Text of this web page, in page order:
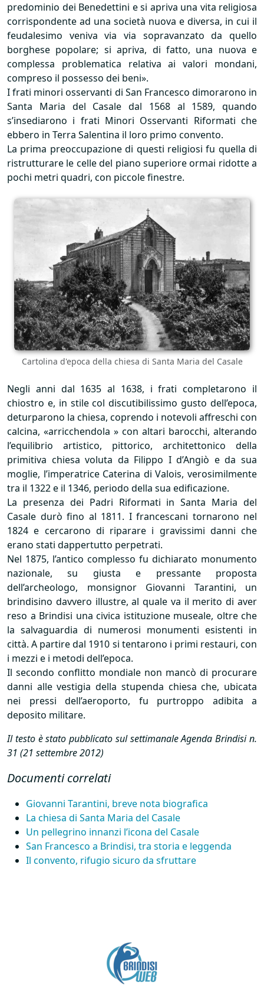
predominio dei Benedettini e si apriva una vita religiosa
corrispondente ad una società nuova e diversa, in cui il
feudalesimo veniva via via sopravanzato da quello
borghese popolare; si apriva, di fatto, una nuova e
complessa problematica relativa ai valori mondani,
compreso il possesso dei beni».
I frati minori osservanti di San Francesco dimorarono in
Santa Maria del Casale dal 1568 al 1589, quando
s’insediarono i frati Minori Osservanti Riformati che
ebbero in Terra Salentina il loro primo convento.
La prima preoccupazione di questi religiosi fu quella di
ristrutturare le celle del piano superiore ormai ridotte a
pochi metri quadri, con piccole finestre.
Cartolina d'epoca della chiesa di Santa Maria del Casale
Negli anni dal 1635 al 1638, i frati completarono il
chiostro e, in stile col discutibilissimo gusto dell’epoca,
deturparono la chiesa, coprendo i notevoli affreschi con
calcina, «arricchendola » con altari barocchi, alterando
l’equilibrio artistico, pittorico, architettonico della
primitiva chiesa voluta da Filippo I d’Angiò e da sua
moglie, l’imperatrice Caterina di Valois, verosimilmente
tra il 1322 e il 1346, periodo della sua edificazione.
La presenza dei Padri Riformati in Santa Maria del
Casale durò fino al 1811. I francescani tornarono nel
1824 e cercarono di riparare i gravissimi danni che
erano stati dappertutto perpetrati.
Nel 1875, l’antico complesso fu dichiarato monumento
nazionale, su giusta e pressante proposta
dell’archeologo, monsignor Giovanni Tarantini, un
brindisino davvero illustre, al quale va il merito di aver
reso a Brindisi una civica istituzione museale, oltre che
la salvaguardia di numerosi monumenti esistenti in
città. A partire dal 1910 si tentarono i primi restauri, con
i mezzi e i metodi dell’epoca.
Il secondo conflitto mondiale non mancò di procurare
danni alle vestigia della stupenda chiesa che, ubicata
nei pressi dell’aeroporto, fu purtroppo adibita a
deposito militare.
Il testo è stato pubblicato sul settimanale Agenda Brindisi n.
31 (21 settembre 2012)
Documenti correlati
Giovanni Tarantini, breve nota biografica
La chiesa di Santa Maria del Casale
Un pellegrino innanzi l’icona del Casale
San Francesco a Brindisi, tra storia e leggenda
Il convento, rifugio sicuro da sfruttare